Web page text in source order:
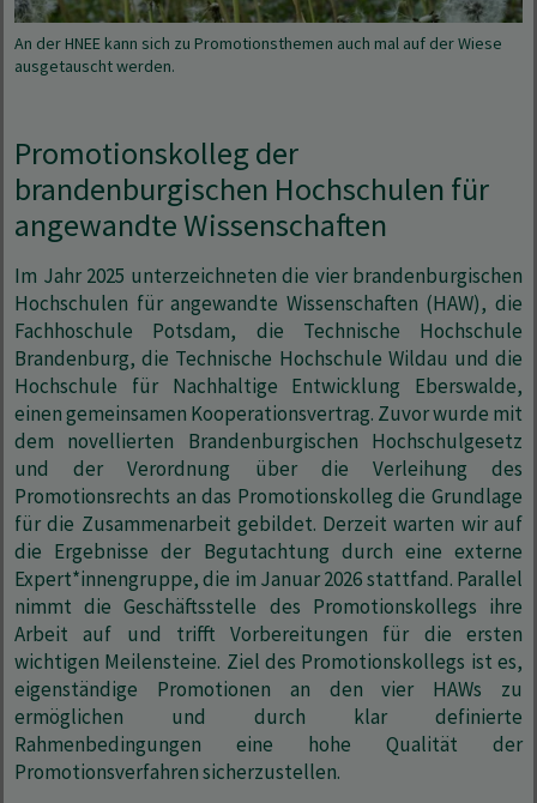
An der HNEE kann sich zu Promotionsthemen auch mal auf der Wiese
ausgetauscht werden.
Promotionskolleg der
brandenburgischen Hochschulen für
angewandte Wissenschaften
Im Jahr 2025 unterzeichneten die vier brandenburgischen
Hochschulen für angewandte Wissenschaften (HAW), die
Fachhoschule Potsdam, die Technische Hochschule
Brandenburg, die Technische Hochschule Wildau und die
Hochschule für Nachhaltige Entwicklung Eberswalde,
einen gemeinsamen Kooperationsvertrag. Zuvor wurde mit
dem novellierten Brandenburgischen Hochschulgesetz
und der Verordnung über die Verleihung des
Promotionsrechts an das Promotionskolleg die Grundlage
für die Zusammenarbeit gebildet. Derzeit warten wir auf
die Ergebnisse der Begutachtung durch eine externe
Expert*innengruppe, die im Januar 2026 stattfand. Parallel
nimmt die Geschäftsstelle des Promotionskollegs ihre
Arbeit auf und trifft Vorbereitungen für die ersten
wichtigen Meilensteine. Ziel des Promotionskollegs ist es,
eigenständige Promotionen an den vier HAWs zu
ermöglichen und durch klar definierte
Rahmenbedingungen eine hohe Qualität der
Promotionsverfahren sicherzustellen.